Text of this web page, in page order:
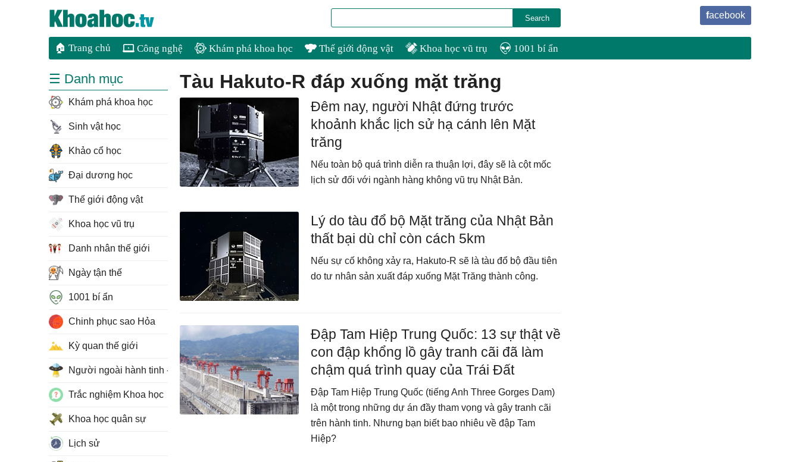
facebook
🏠 Trang chủ Công nghệ Khám phá khoa học Thế giới động vật Khoa học vũ trụ 1001 bí ẩn
tàu Hakuto-R đáp xuống mặt trăng
Đêm nay, người Nhật đứng trước
khoảnh khắc lịch sử hạ cánh lên Mặt
trăng
Nếu toàn bộ quá trình diễn ra thuận lợi, đây sẽ là cột mốc
lịch sử đối với ngành hàng không vũ trụ Nhật Bản.
Lý do tàu đổ bộ Mặt trăng của Nhật Bản
thất bại dù chỉ còn cách 5km
Nếu sự cố không xảy ra, Hakuto-R sẽ là tàu đổ bộ đầu tiên
do tư nhân sản xuất đáp xuống Mặt Trăng thành công.
Đập Tam Hiệp Trung Quốc: 13 sự thật về
con đập khổng lồ gây tranh cãi đã làm
chậm quá trình quay của Trái Đất
Đập Tam Hiệp Trung Quốc (tiếng Anh Three Gorges Dam)
là một trong những dự án đầy tham vọng và gây tranh cãi
trên hành tinh. Nhưng bạn biết bao nhiêu về đập Tam
Hiệp?
☰ Danh mục
Khám phá khoa học
Sinh vật học
Khảo cổ học
Đại dương học
Thế giới động vật
Khoa học vũ trụ
Danh nhân thế giới
Ngày tận thế
1001 bí ẩn
Chinh phục sao Hỏa
Kỳ quan thế giới
Người ngoài hành tinh - UFO
Trắc nghiệm Khoa học
Khoa học quân sự
Lịch sử